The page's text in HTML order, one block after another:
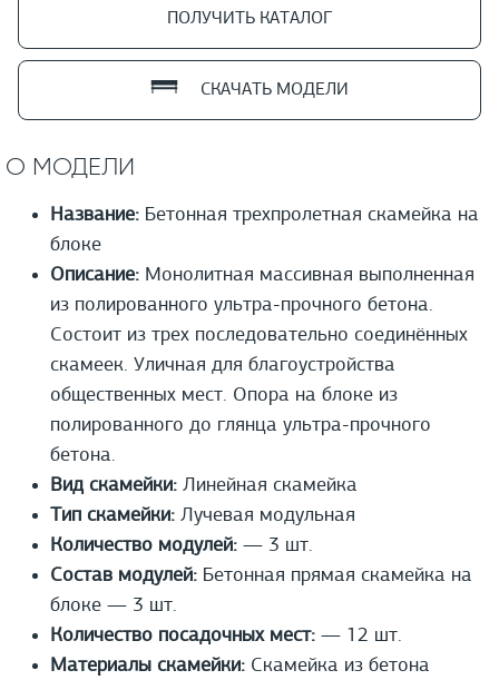
ПОЛУЧИТЬ КАТАЛОГ
СКАЧАТЬ МОДЕЛИ
О МОДЕЛИ
Название: Бетонная трехпролетная скамейка на
блоке
Описание: Монолитная массивная выполненная
из полированного ультра-прочного бетона.
Состоит из трех последовательно соединённых
скамеек. Уличная для благоустройства
общественных мест. Опора на блоке из
полированного до глянца ультра-прочного
бетона.
Вид скамейки: Линейная скамейка
Тип скамейки: Лучевая модульная
Количество модулей: — 3 шт.
Состав модулей: Бетонная прямая скамейка на
блоке — 3 шт.
Количество посадочных мест: — 12 шт.
Материалы скамейки: Скамейка из бетона